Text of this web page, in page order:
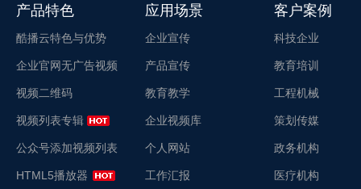
产品特色
酷播云特色与优势
企业官网无广告视频
视频二维码
视频列表专辑
公众号添加视频列表
HTML5播放器
应用场景
企业宣传
产品宣传
教育教学
企业视频库
个人网站
工作汇报
客户案例
科技企业
教育培训
工程机械
策划传媒
政务机构
医疗机构